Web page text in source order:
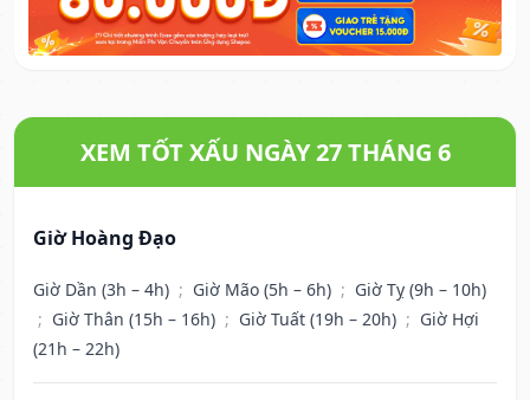
XEM TỐT XẤU NGÀY 27 THÁNG 6
Giờ Hoàng Đạo
Giờ Dần (3h – 4h) ; Giờ Mão (5h – 6h) ; Giờ Tỵ (9h – 10h)
; Giờ Thân (15h – 16h) ; Giờ Tuất (19h – 20h) ; Giờ Hợi
(21h – 22h)